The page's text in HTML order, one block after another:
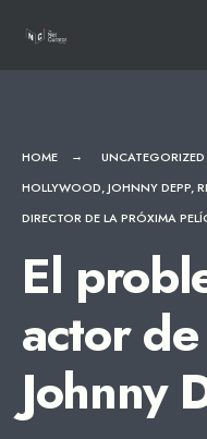
HOME UNCATEGORIZED
HOLLYWOOD, JOHNNY DEPP,
DIRECTOR DE LA PRÓXIMA
El
actor
Johnny